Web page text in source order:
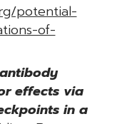
potential-
of-
antibody
effects via
in a